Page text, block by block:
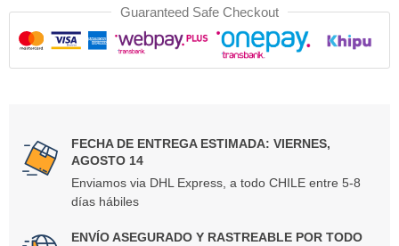
Guaranteed Safe Checkout
FECHA DE ENTREGA ESTIMADA: VIERNES,
AGOSTO 14
Enviamos via DHL Express, a todo CHILE entre 5-8
días hábiles
ENVÍO ASEGURADO Y RASTREABLE POR TODO